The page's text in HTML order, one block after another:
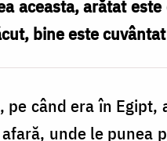
aceasta, arătat
bine este
pe când era în
unde le punea